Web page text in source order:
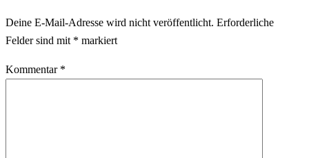
Deine E-Mail-Adresse wird nicht veröffentlicht. Erforderliche
Felder sind mit * markiert
Kommentar *